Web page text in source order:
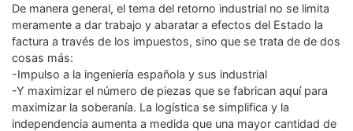
De manera general, el tema del retorno industrial no se limita
meramente a dar trabajo y abaratar a efectos del Estado la
factura a través de los impuestos, sino que se trata de de dos
cosas más:
-Impulso a la ingeniería española y sus industrial
-Y maximizar el número de piezas que se fabrican aquí para
maximizar la soberanía. La logística se simplifica y la
independencia aumenta a medida que una mayor cantidad de